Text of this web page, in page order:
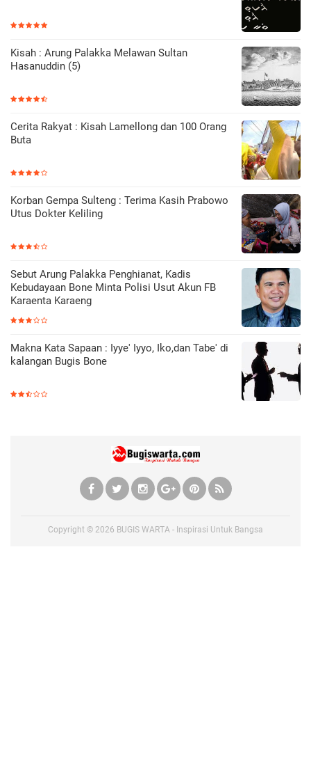
Kisah : Arung Palakka Melawan Sultan
Hasanuddin (5)
Cerita Rakyat : Kisah Lamellong dan 100 Orang
Buta
Korban Gempa Sulteng : Terima Kasih Prabowo
Utus Dokter Keliling
Sebut Arung Palakka Penghianat, Kadis
Kebudayaan Bone Minta Polisi Usut Akun FB
Karaenta Karaeng
Makna Kata Sapaan : Iyye' Iyyo, Iko,dan Tabe' di
kalangan Bugis Bone
Copyright © 2026 BUGIS WARTA - Inspirasi Untuk Bangsa